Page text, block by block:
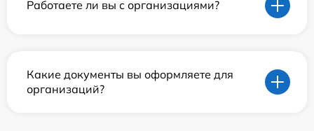
Работаете ли вы с организациями?
Какие документы вы оформляете для
организаций?